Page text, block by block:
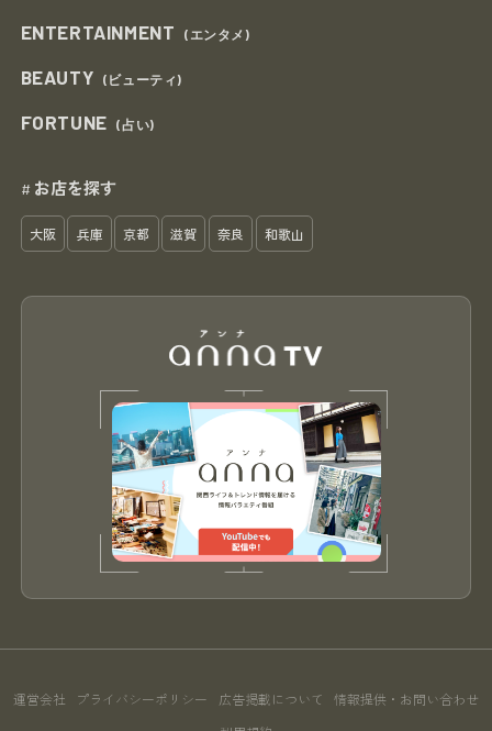
ENTERTAINMENT (エンタメ)
BEAUTY (ビューティ)
FORTUNE (占い)
# お店を探す
大阪 兵庫 京都 滋賀 奈良 和歌山
運営会社 プライバシーポリシー 広告掲載について 情報提供・お問い合わせ